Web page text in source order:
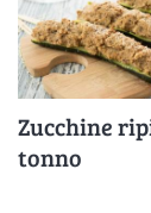
Zucchine
tonno